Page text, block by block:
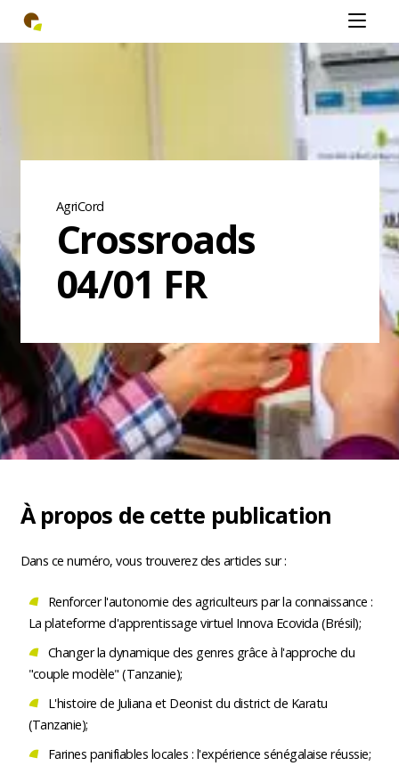
Skip
main
Open
mobiel
menu
AgriCord
Crossroads
04/01 FR
À propos de cette publication
Dans ce numéro, vous trouverez des articles sur :
Renforcer l'autonomie des agriculteurs par la connaissance :
La plateforme d'apprentissage virtuel Innova Ecovida (Brésil);
Changer la dynamique des genres grâce à l'approche du
"couple modèle" (Tanzanie);
L'histoire de Juliana et Deonist du district de Karatu
(Tanzanie);
Farines panifiables locales : l'expérience sénégalaise réussie;